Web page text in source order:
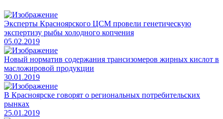
Эксперты Красноярского ЦСМ провели генетическую
экспертизу рыбы холодного копчения
05.02.2019
Новый норматив содержания трансизомеров жирных кислот в
масложировой продукции
30.01.2019
В Красноярске говорят о региональных потребительских
рынках
25.01.2019